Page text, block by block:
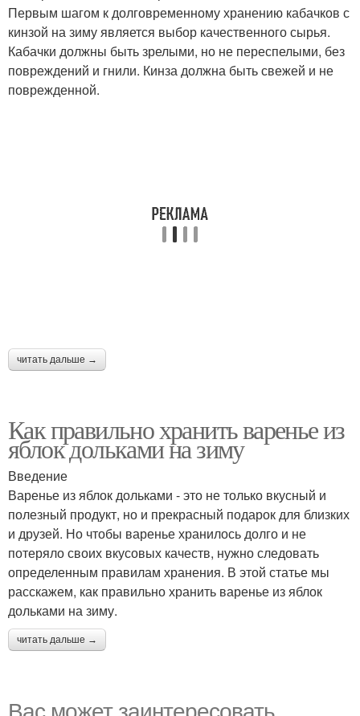
Первым шагом к долговременному хранению кабачков с
кинзой на зиму является выбор качественного сырья.
Кабачки должны быть зрелыми, но не переспелыми, без
повреждений и гнили. Кинза должна быть свежей и не
поврежденной.
читать дальше →
Как правильно хранить варенье из
яблок дольками на зиму
Введение
Варенье из яблок дольками - это не только вкусный и
полезный продукт, но и прекрасный подарок для близких
и друзей. Но чтобы варенье хранилось долго и не
потеряло своих вкусовых качеств, нужно следовать
определенным правилам хранения. В этой статье мы
расскажем, как правильно хранить варенье из яблок
дольками на зиму.
читать дальше →
Вас может заинтересовать